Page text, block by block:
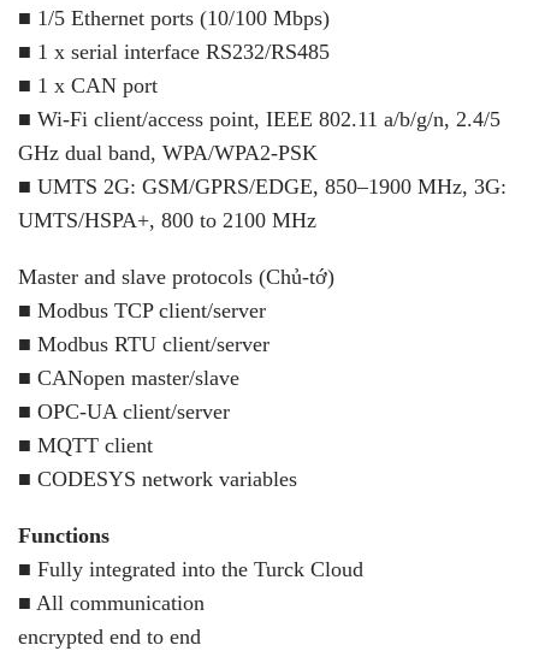
■ 1/5 Ethernet ports (10/100 Mbps)
■ 1 x serial interface RS232/RS485
■ 1 x CAN port
■ Wi-Fi client/access point, IEEE 802.11 a/b/g/n, 2.4/5
GHz dual band, WPA/WPA2-PSK
■ UMTS 2G: GSM/GPRS/EDGE, 850–1900 MHz, 3G:
UMTS/HSPA+, 800 to 2100 MHz
Master and slave protocols (Chủ-tớ)
■ Modbus TCP client/server
■ Modbus RTU client/server
■ CANopen master/slave
■ OPC-UA client/server
■ MQTT client
■ CODESYS network variables
Functions
■ Fully integrated into the Turck Cloud
■ All communication
encrypted end to end